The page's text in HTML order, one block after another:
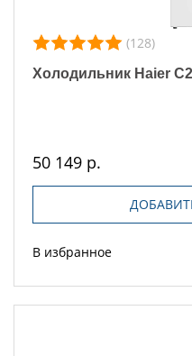
(128)
Холодильник Haier
50 149 р.
В избранное